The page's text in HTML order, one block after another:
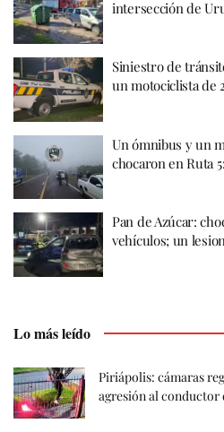
intersección de
Siniestro de
un motociclista de
Un ómnibus y un
chocaron en Ruta
Pan de Azúcar:
vehículos; un
Lo más leído
Piriápolis: cámaras
agresión al